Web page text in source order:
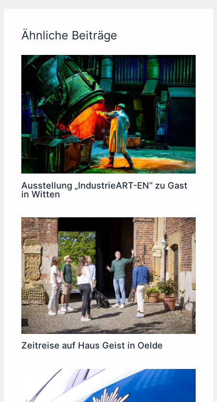
Ähnliche Beiträge
Ausstellung „IndustrieART-EN“ zu Gast
in Witten
Zeitreise auf Haus Geist in Oelde